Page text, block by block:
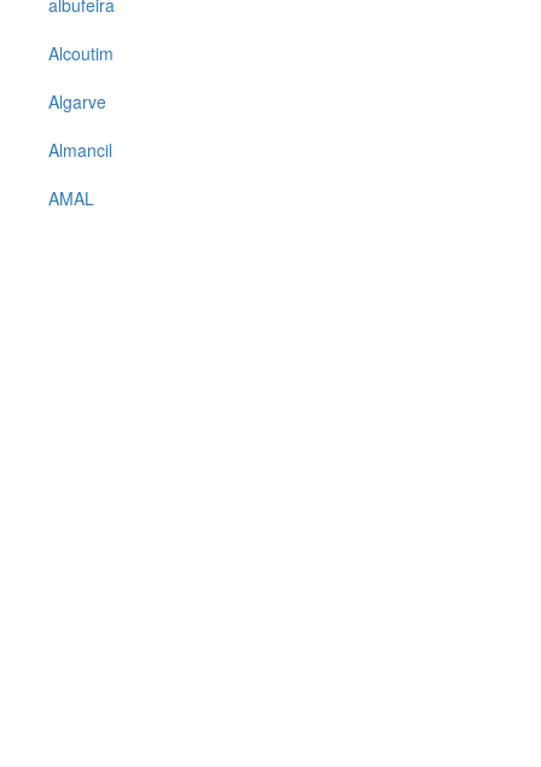
albufeira
Alcoutim
Algarve
Almancil
AMAL